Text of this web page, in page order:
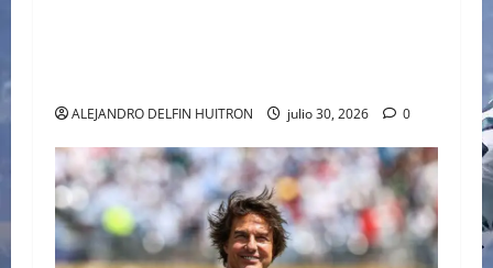
ALEJANDRO DELFIN HUITRON julio 30, 2026 0